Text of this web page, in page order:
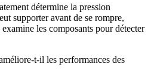
détermine la pression
supporter avant de se rompre,
examine les composants pour détecter
t-il les performances des